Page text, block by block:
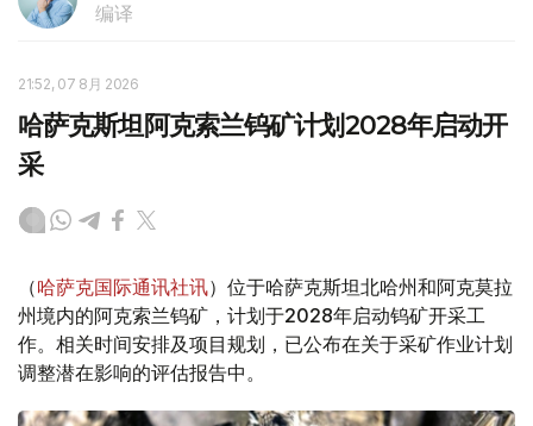
编译
21:52, 07 8月 2026
哈萨克斯坦阿克索兰钨矿计划2028年启动开
采
（哈萨克国际通讯社讯）位于哈萨克斯坦北哈州和阿克莫拉
州境内的阿克索兰钨矿，计划于2028年启动钨矿开采工
作。相关时间安排及项目规划，已公布在关于采矿作业计划
调整潜在影响的评估报告中。